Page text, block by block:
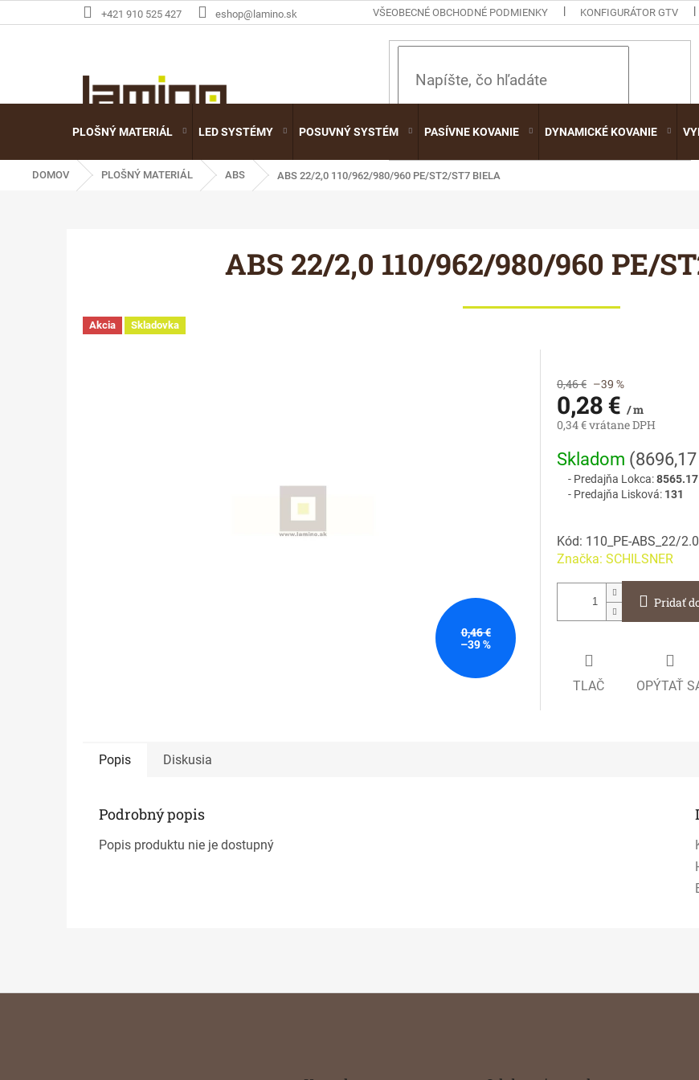
na
+421 910 525 427 eshop@lamino.sk VŠEOBECNÉ OBCHODNÉ PODMIENKY KONFIGURÁTOR GTV
HĽADAŤ
PLOŠNÝ MATERIÁL LED SYSTÉMY POSUVNÝ SYSTÉM PASÍVNE KOVANIE DYNAMICKÉ KOVANIE
DOMOV PLOŠNÝ MATERIÁL ABS ABS 22/2,0 110/962/980/960 PE/ST2/ST7 BIELA
ABS 22/2,0 110/962/980/960 PE/
Akcia Skladovka
0,46 €
–39 %
0,46 € –39 %
0,28 € / m
0,34 € vrátane DPH
Jednotková
cena:
Skladom (
Predajňa Lokca:8565.17
Predajňa Lisková: 131
Kód: 110_PE-ABS_22/
Značka: SCHILSNER
Pridať
TLAČ OPÝTAŤ
Popis Diskusia
Podrobný popis
Popis produktu nie je dostupný